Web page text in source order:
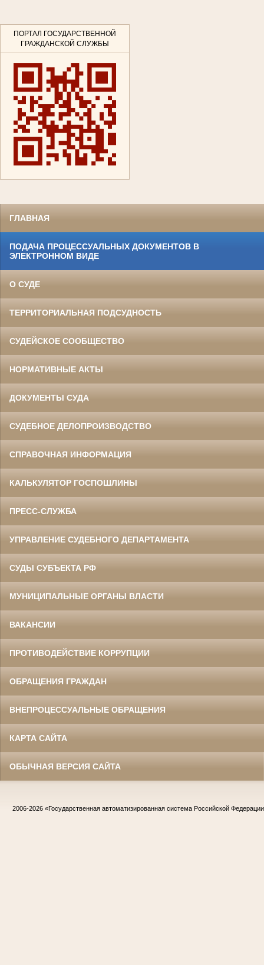
ПОРТАЛ ГОСУДАРСТВЕННОЙ
ГРАЖДАНСКОЙ СЛУЖБЫ
ГЛАВНАЯ
ПОДАЧА ПРОЦЕССУАЛЬНЫХ ДОКУМЕНТОВ В
ЭЛЕКТРОННОМ ВИДЕ
О СУДЕ
ТЕРРИТОРИАЛЬНАЯ ПОДСУДНОСТЬ
СУДЕЙСКОЕ СООБЩЕСТВО
НОРМАТИВНЫЕ АКТЫ
ДОКУМЕНТЫ СУДА
СУДЕБНОЕ ДЕЛОПРОИЗВОДСТВО
СПРАВОЧНАЯ ИНФОРМАЦИЯ
КАЛЬКУЛЯТОР ГОСПОШЛИНЫ
ПРЕСС-СЛУЖБА
УПРАВЛЕНИЕ СУДЕБНОГО ДЕПАРТАМЕНТА
СУДЫ СУБЪЕКТА РФ
МУНИЦИПАЛЬНЫЕ ОРГАНЫ ВЛАСТИ
ВАКАНСИИ
ПРОТИВОДЕЙСТВИЕ КОРРУПЦИИ
ОБРАЩЕНИЯ ГРАЖДАН
ВНЕПРОЦЕССУАЛЬНЫЕ ОБРАЩЕНИЯ
КАРТА САЙТА
ОБЫЧНАЯ ВЕРСИЯ САЙТА
2006-2026 «Государственная автоматизированная система Российской